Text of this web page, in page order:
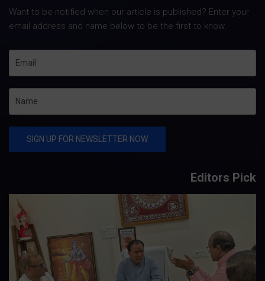
Want to be notified when our article is published? Enter your
email address and name below to be the first to know.
Editors Pick